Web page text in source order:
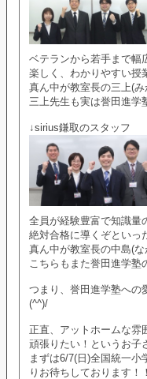
ベテランから若手まで幅
楽しく、わかりやすい授
真ん中が教室長の三上(み
三上先生も実は誉田進
↓sirius鎌取のスタッフ
全員が経験豊富で知識量
絶対合格に導くぞといっ
真ん中が教室長の中島(な
こちらもまた誉田進学
つまり、誉田進学塾への
(^^)/
正直、アットホームな雰
頑張りたい！というお子
まずは6/7(日)全国統一小
りお待ちしております！！